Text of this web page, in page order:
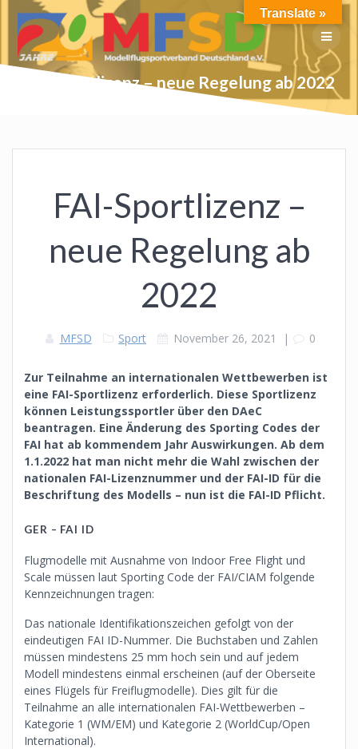
to
content
FAI-Sportlizenz – neue Regelung ab 2022
FAI-Sportlizenz –
neue Regelung ab
2022
MFSD Sport November 26, 2021 | 0
Zur Teilnahme an internationalen Wettbewerben ist
eine FAI-Sportlizenz erforderlich. Diese Sportlizenz
können Leistungssportler über den DAeC
beantragen. Eine Änderung des Sporting Codes der
FAI hat ab kommendem Jahr Auswirkungen. Ab dem
1.1.2022 hat man nicht mehr die Wahl zwischen der
nationalen FAI-Lizenznummer und der FAI-ID für die
Beschriftung des Modells – nun ist die FAI-ID Pflicht.
GER – FAI ID
Flugmodelle mit Ausnahme von Indoor Free Flight und
Scale müssen laut Sporting Code der FAI/CIAM folgende
Kennzeichnungen tragen:
Das nationale Identifikationszeichen gefolgt von der
eindeutigen FAI ID-Nummer. Die Buchstaben und Zahlen
müssen mindestens 25 mm hoch sein und auf jedem
Modell mindestens einmal erscheinen (auf der Oberseite
eines Flügels für Freiflugmodelle). Dies gilt für die
Teilnahme an alle internationalen FAI-Wettbewerben –
Kategorie 1 (WM/EM) und Kategorie 2 (WorldCup/Open
International).
Translate »